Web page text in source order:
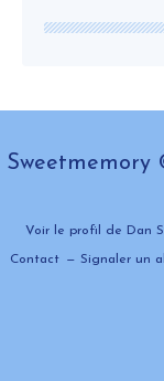
Sweetmemory
Voir le profil de Dan
Contact Signaler un